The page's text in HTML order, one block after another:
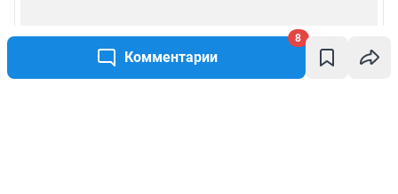
Комментарии
8